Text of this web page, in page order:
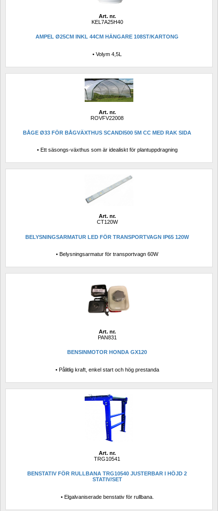
Art. nr.
KEL7A25H40
AMPEL Ø25CM INKL 44CM HÄNGARE 108ST/KARTONG
• Volym 4,5L
Art. nr.
ROVFV22008
BÅGE Ø33 FÖR BÅGVÄXTHUS SCANDI500 5M CC MED RAK SIDA
• Ett säsongs-växthus som är idealiskt för plantuppdragning
Art. nr.
CT120W
BELYSNINGSARMATUR LED FÖR TRANSPORTVAGN IP65 120W
• Belysningsarmatur för transportvagn 60W
Art. nr.
PAN831
BENSINMOTOR HONDA GX120
• Pålitlig kraft, enkel start och hög prestanda
Art. nr.
TRG10541
BENSTATIV FÖR RULLBANA TRG10540 JUSTERBAR I HÖJD 2
STATIV/SET
• Elgalvaniserade benstativ för rullbana.